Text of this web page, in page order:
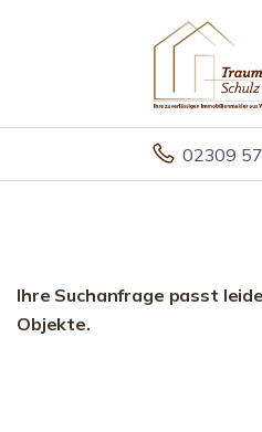
02309
Ihre Suchanfrage passt
Objekte.